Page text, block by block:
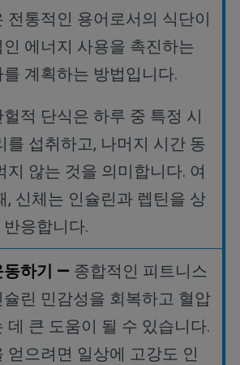
전통적인 용어로서의 식단이
에너지 사용을 촉진하는
계획하는 방법입니다.
적 단식은 하루 중 특정 시
를 섭취하고, 나머지 시간 동
지 않는 것을 의미합니다. 여
, 신체는 인슐린과 렙틴을 상
응합니다.
동하기 — 종합적인 피트니스
린 민감성을 회복하고 혈압
데 큰 도움이 될 수 있습니다.
얻으려면 일상에 고강도 인